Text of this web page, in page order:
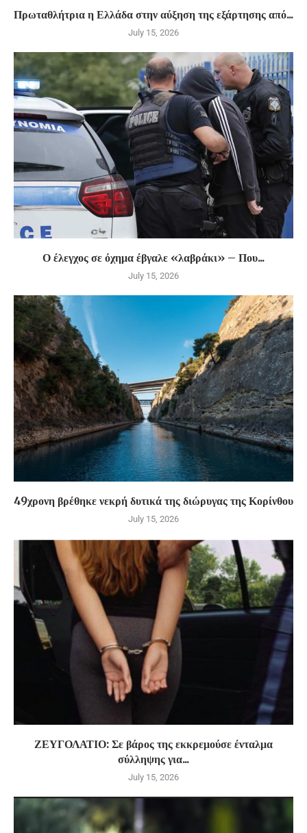
Πρωταθλήτρια η Ελλάδα στην αύξηση της εξάρτησης από...
July 15, 2026
Ο έλεγχος σε όχημα έβγαλε «λαβράκι» – Που...
July 15, 2026
49χρονη βρέθηκε νεκρή δυτικά της διώρυγας της Κορίνθου
July 15, 2026
ΖΕΥΓΟΛΑΤΙΟ: Σε βάρος της εκκρεμούσε ένταλμα
σύλληψης για...
July 15, 2026